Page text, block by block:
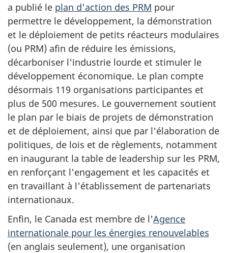
a publié le plan d'action des PRM pour
permettre le développement, la démonstration
et le déploiement de petits réacteurs modulaires
(ou PRM) afin de réduire les émissions,
décarboniser l'industrie lourde et stimuler le
développement économique. Le plan compte
désormais 119 organisations participantes et
plus de 500 mesures. Le gouvernement soutient
le plan par le biais de projets de démonstration
et de déploiement, ainsi que par l'élaboration de
politiques, de lois et de règlements, notamment
en inaugurant la table de leadership sur les PRM,
en renforçant l'engagement et les capacités et
en travaillant à l'établissement de partenariats
internationaux.
Enfin, le Canada est membre de l'Agence
internationale pour les énergies renouvelables
(en anglais seulement), une organisation